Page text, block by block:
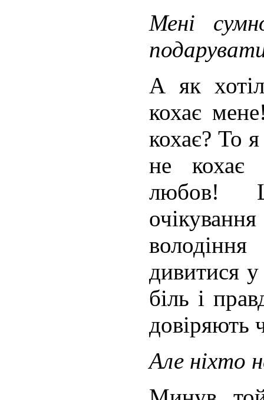
Мені
А як
кохає
кохає? То
не кохає
любов!
дивитися
біль і
довіряють
Але ніхто